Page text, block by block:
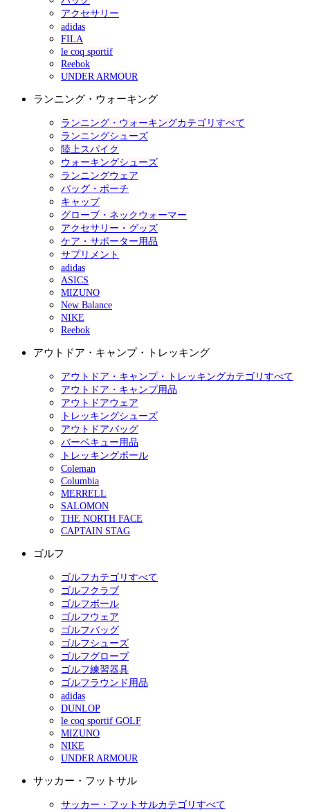
アクセサリー
adidas
FILA
le coq sportif
Reebok
UNDER ARMOUR
ランニング・ウォーキング
ランニング・ウォーキングカテゴリすべて
ランニングシューズ
陸上スパイク
ウォーキングシューズ
ランニングウェア
バッグ・ポーチ
キャップ
グローブ・ネックウォーマー
アクセサリー・グッズ
ケア・サポーター用品
サプリメント
adidas
ASICS
MIZUNO
New Balance
NIKE
Reebok
アウトドア・キャンプ・トレッキング
アウトドア・キャンプ・トレッキングカテゴリすべて
アウトドア・キャンプ用品
アウトドアウェア
トレッキングシューズ
アウトドアバッグ
バーベキュー用品
トレッキングポール
Coleman
Columbia
MERRELL
SALOMON
THE NORTH FACE
CAPTAIN STAG
ゴルフ
ゴルフカテゴリすべて
ゴルフクラブ
ゴルフボール
ゴルフウェア
ゴルフバッグ
ゴルフシューズ
ゴルフグローブ
ゴルフ練習器具
ゴルフラウンド用品
adidas
DUNLOP
le coq sportif GOLF
MIZUNO
NIKE
UNDER ARMOUR
サッカー・フットサル
サッカー・フットサルカテゴリすべて